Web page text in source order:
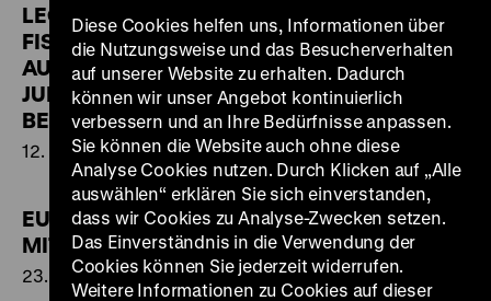
LEGALISIERTER RAUB. DER
FISKUS UND DIE
AUSPLÜNDERUNG DER
JUDEN IN HESSEN UND
BERLIN 1933–1945
12. Mai bis 11. September 2005
EUROPAS JUDEN IM
MITTELALTER
23. April bis 28. August 2005
Diese Cookies helfen uns, Informationen über
die Nutzungsweise und das Besucherverhalten
auf unserer Website zu erhalten. Dadurch
können wir unser Angebot kontinuierlich
verbessern und an Ihre Bedürfnisse anpassen.
Sie können die Website auch ohne diese
Analyse Cookies nutzen. Durch Klicken auf „Alle
auswählen“ erklären Sie sich einverstanden,
dass wir Cookies zu Analyse-Zwecken setzen.
Das Einverständnis in die Verwendung der
Cookies können Sie jederzeit widerrufen.
Weitere Informationen zu Cookies auf dieser